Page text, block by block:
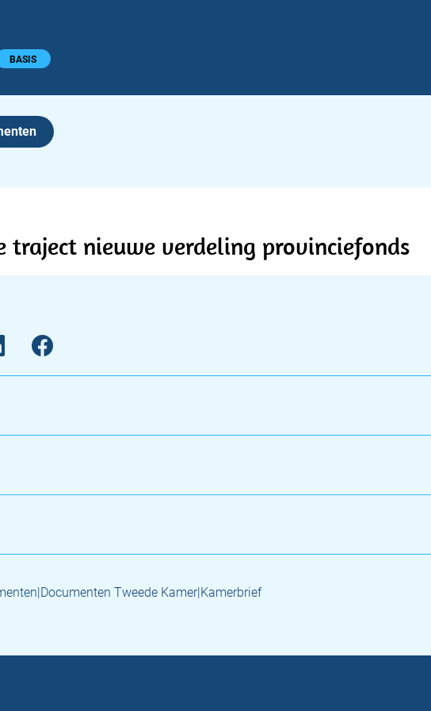
BASIS
traject nieuwe verdeling provinciefonds
Tweede Kamer|Kamerbrief